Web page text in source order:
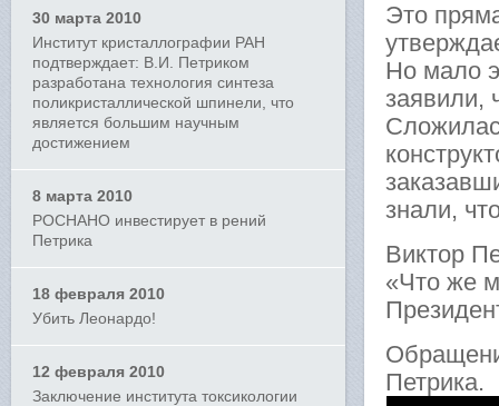
30 марта 2010
Институт кристаллографии РАН
подтверждает: В.И. Петриком
разработана технология синтеза
поликристаллической шпинели, что
является большим научным
достижением
8 марта 2010
РОСНАНО инвестирует в рений
Петрика
18 февраля 2010
Убить Леонардо!
12 февраля 2010
Заключение института токсикологии
Это
Но мало
заявили,
знали,
Виктор
«Что же
Петрика.